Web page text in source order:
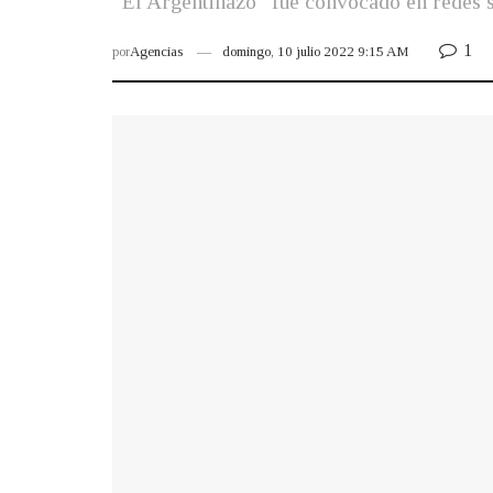
porAgencias domingo, 10 julio 2022 9:15 AM 1